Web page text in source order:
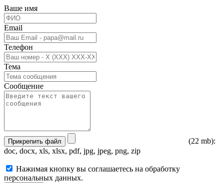
Ваше имя
Email
Телефон
Тема
Сообщение
Прикрепить файл
(22 mb):
doc, docx, xls, xlsx, pdf, jpg, jpeg, png, zip
Нажимая кнопку вы соглашаетесь на обработку
персональных данных.